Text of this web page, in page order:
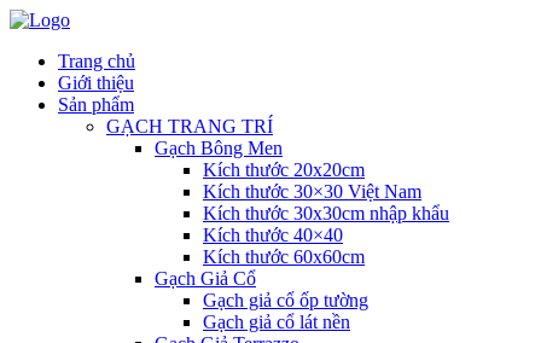
Trang chủ
Giới thiệu
Sản phẩm
GẠCH TRANG TRÍ
Gạch Bông Men
Kích thước 20x20cm
Kích thước 30×30 Việt Nam
Kích thước 30x30cm nhập khẩu
Kích thước 40×40
Kích thước 60x60cm
Gạch Giả Cổ
Gạch giả cổ ốp tường
Gạch giả cổ lát nền